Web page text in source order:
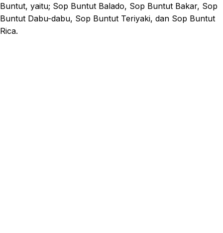
Buntut, yaitu; Sop Buntut Balado, Sop Buntut Bakar, Sop
Buntut Dabu-dabu, Sop Buntut Teriyaki, dan Sop Buntut
Rica.